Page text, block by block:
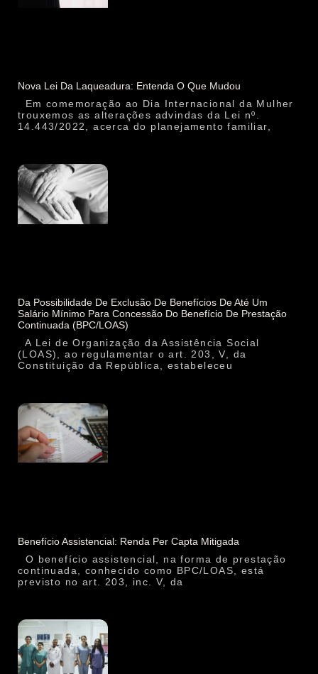
Nova Lei Da Laqueadura: Entenda O Que Mudou
Em comemoração ao Dia Internacional da Mulher
trouxemos as alterações advindas da Lei nº.
14.443/2022, acerca do planejamento familiar,
Da Possibilidade De Exclusão De Benefícios De Até Um
Salário Mínimo Para Concessão Do Benefício De Prestação
Continuada (BPC/LOAS)
A Lei de Organização da Assistência Social
(LOAS), ao regulamentar o art. 203, V, da
Constituição da República, estabeleceu
Benefício Assistencial: Renda Per Capta Mitigada
O benefício assistencial, na forma de prestação
continuada, conhecido como BPC/LOAS, está
previsto no art. 203, inc. V, da